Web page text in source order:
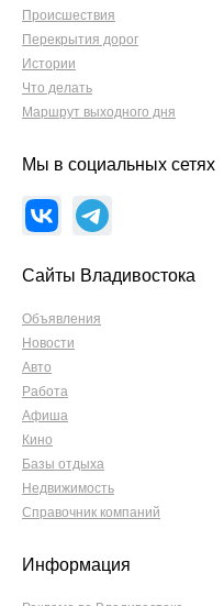
Происшествия
Перекрытия дорог
Истории
Что делать
Маршрут выходного дня
Мы в социальных сетях
Сайты Владивостока
Объявления
Новости
Авто
Работа
Афиша
Кино
Базы отдыха
Недвижимость
Справочник компаний
Информация